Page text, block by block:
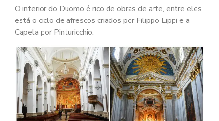
O interior do Duomo é rico de obras de arte, entre eles
está o ciclo de afrescos criados por Filippo Lippi e a
Capela por Pinturicchio.